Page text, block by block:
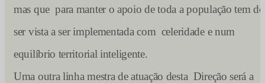
mas que para manter o apoio de toda a população tem de
ser vista a ser implementada com celeridade e num
equilíbrio territorial inteligente.
Uma outra linha mestra de atuação desta Direção será a